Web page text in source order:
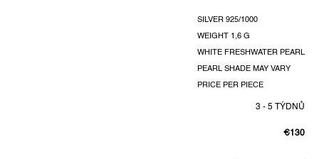
€130
3 - 5 TÝDNŮ
SILVER 925/1000
WEIGHT 1,6 G
WHITE FRESHWATER PEARL
PEARL SHADE MAY VARY
PRICE PER PIECE